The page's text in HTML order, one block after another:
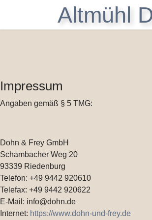
Altmühl
Impressum
Angaben gemäß § 5 TMG:
Dohn & Frey GmbH
Schambacher Weg 20
93339 Riedenburg
Telefon: +49 9442 920610
Telefax: +49 9442 920622
E-Mail: info@dohn.de
Internet: https://www.dohn-und-frey.de